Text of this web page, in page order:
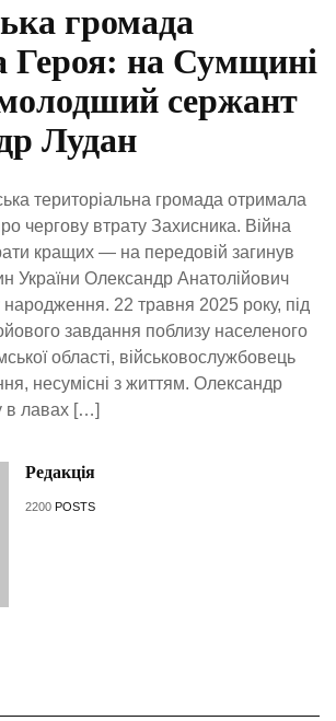
громада
Героя: на Сумщині
сержант
Лудан
територіальна громада отримала
чергову втрату Захисника. Війна
кращих — на передовій загинув
України Олександр Анатолійович
22 травня 2025 року, під
завдання поблизу населеного
області, військовослужбовець
несумісні з життям. Олександр
в лавах […]
Редакція
2200 POSTS